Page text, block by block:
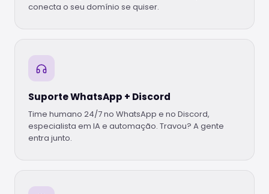
conecta o seu domínio se quiser.
Suporte WhatsApp + Discord
Time humano 24/7 no WhatsApp e no Discord,
especialista em IA e automação. Travou? A gente
entra junto.